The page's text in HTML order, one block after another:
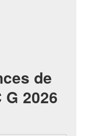
de
2026